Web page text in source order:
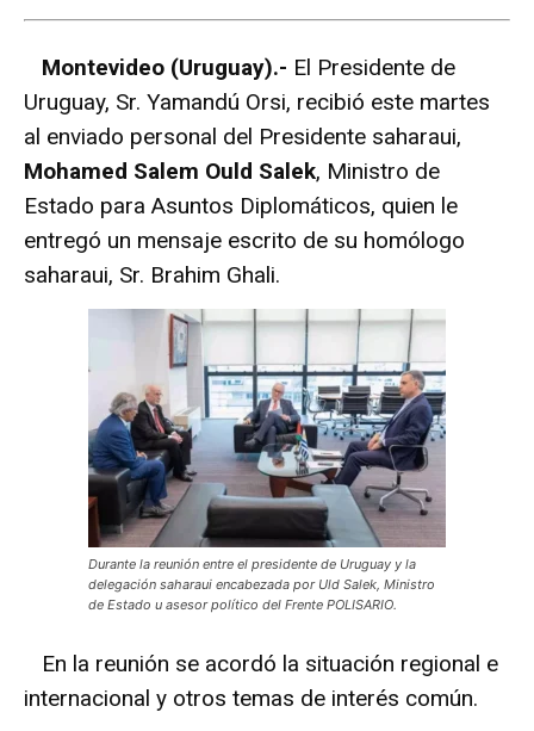
Montevideo (Uruguay).- El Presidente de
Uruguay, Sr. Yamandú Orsi, recibió este martes
al enviado personal del Presidente saharaui,
Mohamed Salem Ould Salek, Ministro de
Estado para Asuntos Diplomáticos, quien le
entregó un mensaje escrito de su homólogo
saharaui, Sr. Brahim Ghali.
Durante la reunión entre el presidente de Uruguay y la
delegación saharaui encabezada por Uld Salek, Ministro
de Estado u asesor político del Frente POLISARIO.
En la reunión se acordó la situación regional e
internacional y otros temas de interés común.